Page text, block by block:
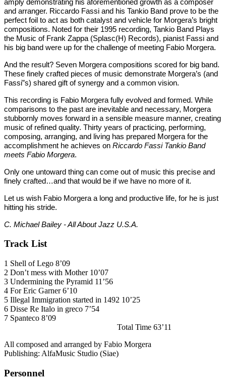
amply demonstrating his aforementioned growth as a composer
and arranger. Riccardo Fassi and his Tankio Band prove to be the
perfect foil to act as both catalyst and vehicle for Morgera’s bright
compositions. Noted for their 1995 recording, Tankio Band Plays
the Music of Frank Zappa (Splasc(H) Records), pianist Fassi and
his big band were up for the challenge of meeting Fabio Morgera.
And the result? Seven Morgera compositions scored for big band.
These finely crafted pieces of music demonstrate Morgera’s (and
Fassi”s) shared gift of synergy and a common vision.
This recording is Fabio Morgera fully evolved and formed. While
comparisons to the past are inevitable and necessary, Morgera
stubbornly moves forward in a sensible measure manner, creating
music of refined quality. Thirty years of practicing, performing,
composing, arranging, and living has prepared Morgera for the
accomplishment he achieves on Riccardo Fassi Tankio Band
meets Fabio Morgera.
Only one untoward thing can come out of music this precise and
finely crafted…and that would be if we have no more of it.
Let us wish Fabio Morgera a long and productive life, for he is just
hitting his stride.
C. Michael Bailey - All About Jazz U.S.A.
Track List
1 Shell of Lego 8’09
2 Don’t mess with Mother 10’07
3 Undermining the Pyramid 11’56
4 For Eric Garner 6’10
5 Illegal Immigration started in 1492 10’25
6 Disse Re Italo in greco 7’54
7 Spanteco 8’09
Total Time 63’11
All composed and arranged by Fabio Morgera
Publishing: AlfaMusic Studio (Siae)
Personnel